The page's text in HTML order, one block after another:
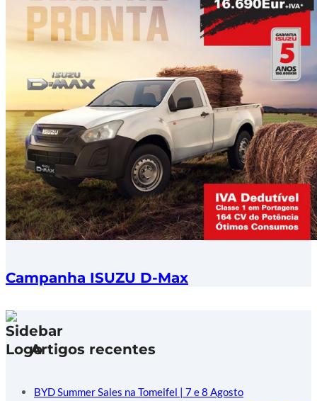
Campanha ISUZU D-Max
Artigos recentes
BYD Summer Sales na Tomeifel | 7 e 8 Agosto